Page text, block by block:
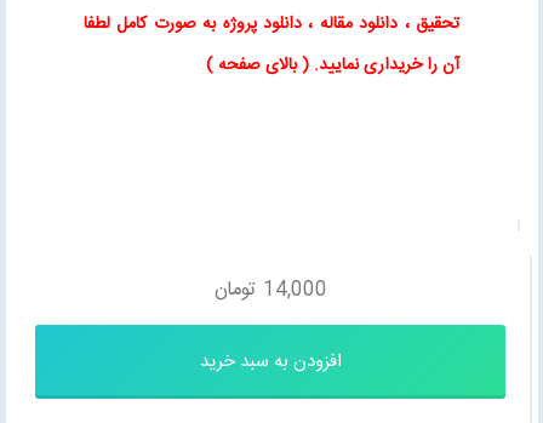
تحقیق ، دانلود مقاله ، دانلود پروژه به صورت کامل لطفا
آن را خریداری نمایید. ( بالای صفحه )
14,000 تومان
افزودن به سبد خرید